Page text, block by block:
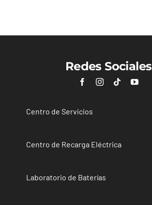
Redes Sociales
Centro de Servicios
Centro de Recarga Eléctrica
Laboratorio de Baterías